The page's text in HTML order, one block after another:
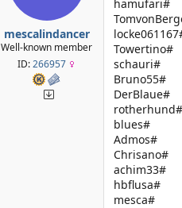
mescalindancer
Well-known member
ID:266957
hamufari#
Towertino#
schauri#
Bruno55#
DerBlaue#
rotherhund#
blues#
Admos#
Chrisano#
achim33#
hbflusa#
mesca#